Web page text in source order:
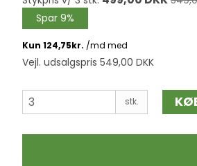
Spar 9%
Vejl. udsalgspris 549,00 DKK
stk.